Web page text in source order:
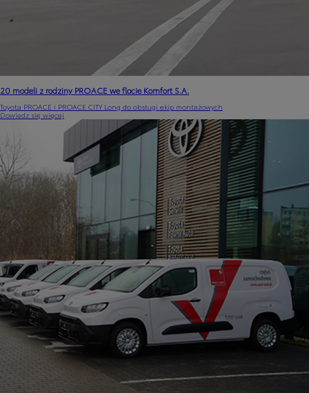
20 modeli z rodziny PROACE we flocie Komfort S.A.
Toyota PROACE i PROACE CITY Long do obsługi ekip montażowych
Dowiedz się więcej